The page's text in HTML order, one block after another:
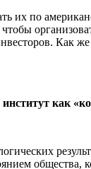
их по
Как
как